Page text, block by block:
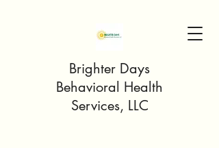
Brighter Days
Behavioral Health
Services, LLC